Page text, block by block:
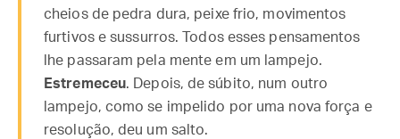
cheios de pedra dura, peixe frio, movimentos
furtivos e sussurros. Todos esses pensamentos
lhe passaram pela mente em um lampejo.
Estremeceu. Depois, de súbito, num outro
lampejo, como se impelido por uma nova força e
resolução, deu um salto.